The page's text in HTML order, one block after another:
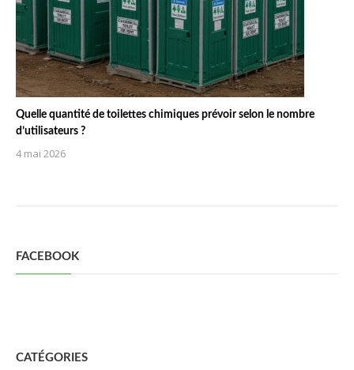
Quelle quantité de toilettes chimiques prévoir selon le nombre
d’utilisateurs ?
4 mai 2026
FACEBOOK
CATÉGORIES